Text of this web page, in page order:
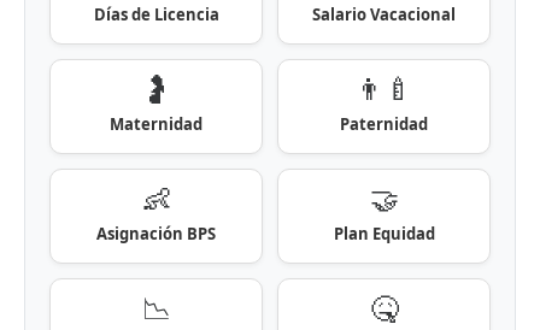
Días de Licencia Salario Vacacional
🤰
Maternidad
👨‍🍼
Paternidad
👶
Asignación BPS
🤝
Plan Equidad
📉 🤒